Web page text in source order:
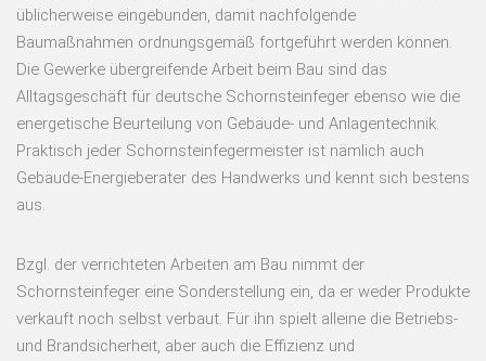
üblicherweise eingebunden, damit nachfolgende
Baumaßnahmen ordnungsgemäß fortgeführt werden können.
Die Gewerke übergreifende Arbeit beim Bau sind das
Alltagsgeschäft für deutsche Schornsteinfeger ebenso wie die
energetische Beurteilung von Gebäude- und Anlagentechnik.
Praktisch jeder Schornsteinfegermeister ist nämlich auch
Gebäude-Energieberater des Handwerks und kennt sich bestens
aus.
Bzgl. der verrichteten Arbeiten am Bau nimmt der
Schornsteinfeger eine Sonderstellung ein, da er weder Produkte
verkauft noch selbst verbaut. Für ihn spielt alleine die Betriebs-
und Brandsicherheit, aber auch die Effizienz und